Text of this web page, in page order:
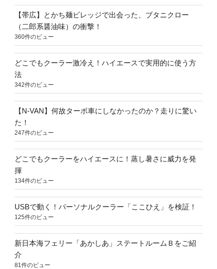
【帯広】とかち麺ビレッジで出会った、ブタニクロー
（二郎系醤油味）の衝撃！
360件のビュー
どこでもクーラー激冷え！ハイエースで実用的に使う方
法
342件のビュー
【N-VAN】何故ターボ車にしなかったのか？走りに驚い
た！
247件のビュー
どこでもクーラーをハイエースに！蒸し暑さに威力を発
揮
134件のビュー
USBで動く！パーソナルクーラー「ここひえ」を検証！
125件のビュー
新日本海フェリー「あかしあ」ステートルームＢをご紹
介
81件のビュー